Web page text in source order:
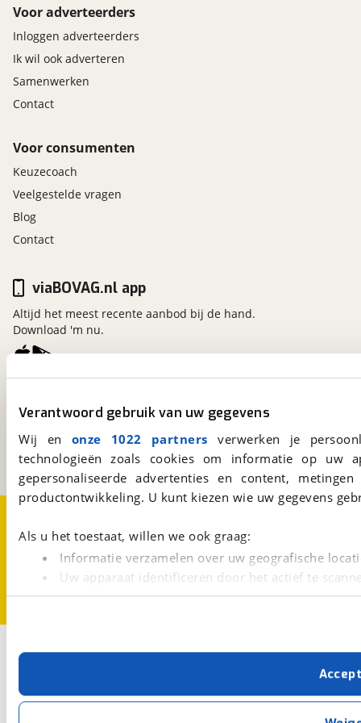
Verantwoord gebruik van uw gegevens
Wij en onze 1022 partners verwerken je
technologieën zoals cookies om informatie op
gepersonaliseerde advertenties en content,
productontwikkeling. U kunt kiezen wie uw gegevens
Als u het toestaat, willen we ook graag:
Informatie verzamelen over uw geografische
Uw apparaat identificeren door het actief te
Lees meer over hoe uw persoonlijke gegevens worden
Met cookies en vergelijkbare technieken zorgen we
cookies zorgen ervoor dat de website goed werkt.
verbeteren. We tonen je graag relevante advertenties
buiten onze website volgt – uiteraard op
Voor adverteerders
Inloggen adverteerders
Ik wil ook adverteren
Samenwerken
Contact
Voor consumenten
Keuzecoach
Veelgestelde vragen
Blog
Contact
Kosterijland15
Een initiatief van
BOVAG
viaBOVAG.nl app
Altijd het meest recente aanbod bij de hand.
Download 'm nu.
Cookievoorkeuren
Vacatures